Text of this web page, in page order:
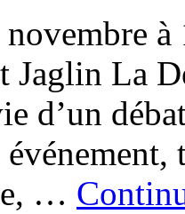
Jaglin La
d’un
…